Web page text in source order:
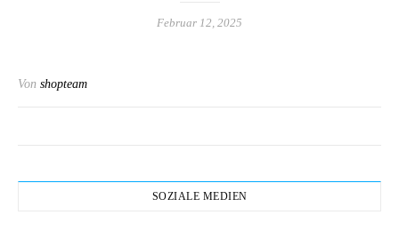
Februar 12, 2025
Von shopteam
SOZIALE MEDIEN